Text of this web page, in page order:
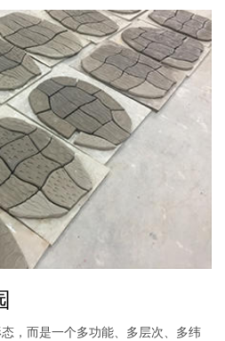
，而是一个多功能、多层次、多纬